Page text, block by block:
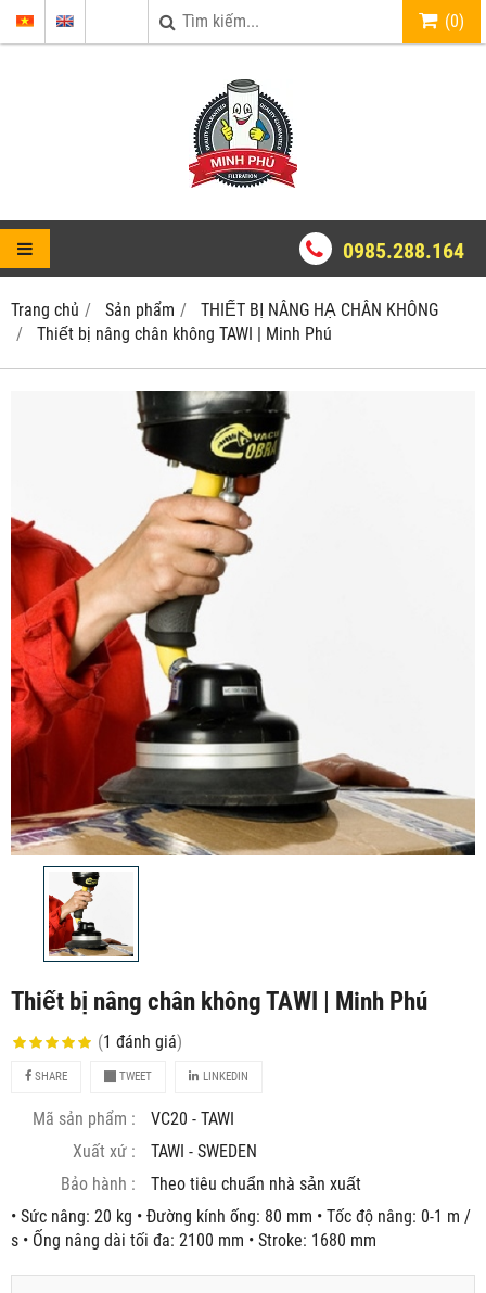
(0)
0985.288.164
Trang chủ Sản phẩm
THIẾT BỊ NÂNG HẠ CHÂN KHÔNG
Thiết bị nâng chân không TAWI | Minh Phú
Thiết bị nâng chân không TAWI | Minh Phú
(1 đánh giá)
SHARE TWEET LINKEDIN
Mã sản phẩm :
VC20 - TAWI
Xuất xứ :
TAWI - SWEDEN
Bảo hành :
Theo tiêu chuẩn nhà sản xuất
• Sức nâng: 20 kg • Đường kính ống: 80 mm • Tốc độ nâng: 0-1 m /
s • Ống nâng dài tối đa: 2100 mm • Stroke: 1680 mm